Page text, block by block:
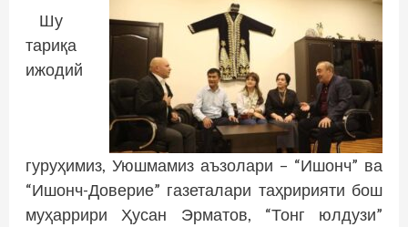
Шу
тариқа
ижодий
гуруҳимиз, Уюшмамиз аъзолари – “Ишонч” ва
“Ишонч-Доверие” газеталари таҳририяти бош
муҳаррири Ҳусан Эрматов, “Тонг юлдузи”